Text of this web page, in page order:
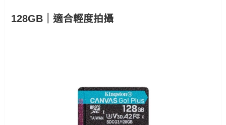
128GB｜適合輕度拍攝